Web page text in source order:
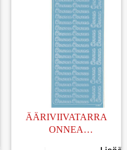
ÄÄRIVIIVATARRA
ONNEA